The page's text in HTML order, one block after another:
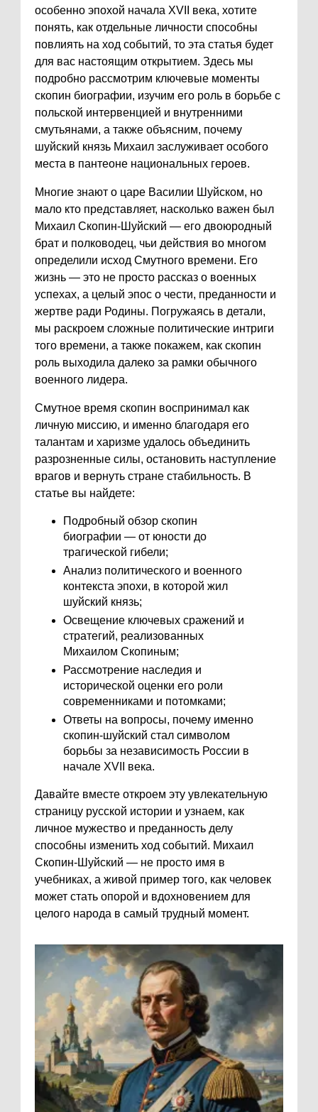
особенно эпохой начала XVII века, хотите
понять, как отдельные личности способны
повлиять на ход событий, то эта статья будет
для вас настоящим открытием. Здесь мы
подробно рассмотрим ключевые моменты
скопин биографии, изучим его роль в борьбе с
польской интервенцией и внутренними
смутьянами, а также объясним, почему
шуйский князь Михаил заслуживает особого
места в пантеоне национальных героев.
Многие знают о царе Василии Шуйском, но
мало кто представляет, насколько важен был
Михаил Скопин-Шуйский — его двоюродный
брат и полководец, чьи действия во многом
определили исход Смутного времени. Его
жизнь — это не просто рассказ о военных
успехах, а целый эпос о чести, преданности и
жертве ради Родины. Погружаясь в детали,
мы раскроем сложные политические интриги
того времени, а также покажем, как скопин
роль выходила далеко за рамки обычного
военного лидера.
Смутное время скопин воспринимал как
личную миссию, и именно благодаря его
талантам и харизме удалось объединить
разрозненные силы, остановить наступление
врагов и вернуть стране стабильность. В
статье вы найдете:
Подробный обзор скопин
биографии — от юности до
трагической гибели;
Анализ политического и военного
контекста эпохи, в которой жил
шуйский князь;
Освещение ключевых сражений и
стратегий, реализованных
Михаилом Скопиным;
Рассмотрение наследия и
исторической оценки его роли
современниками и потомками;
Ответы на вопросы, почему именно
скопин-шуйский стал символом
борьбы за независимость России в
начале XVII века.
Давайте вместе откроем эту увлекательную
страницу русской истории и узнаем, как
личное мужество и преданность делу
способны изменить ход событий. Михаил
Скопин-Шуйский — не просто имя в
учебниках, а живой пример того, как человек
может стать опорой и вдохновением для
целого народа в самый трудный момент.